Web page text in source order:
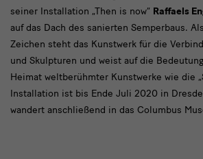
seiner Installation „Then is now“ Raffaels
auf das Dach des sanierten Semperbaus.
Zeichen steht das Kunstwerk für die
und Skulpturen und weist auf die
Heimat weltberühmter Kunstwerke wie die
Installation ist bis Ende Juli 2020 in
wandert anschließend in das Columbus